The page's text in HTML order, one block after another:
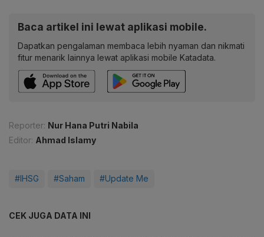
Baca artikel ini lewat aplikasi mobile.
Dapatkan pengalaman membaca lebih nyaman dan nikmati
fitur menarik lainnya lewat aplikasi mobile Katadata.
Reporter: Nur Hana Putri Nabila
Editor: Ahmad Islamy
#IHSG #Saham #Update Me
CEK JUGA DATA INI